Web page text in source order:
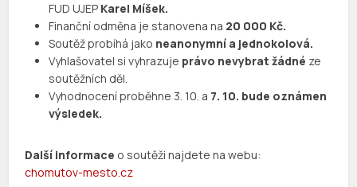
FUD UJEP Karel Míšek.
Finanční odměna je stanovena na 20 000 Kč.
Soutěž probíhá jako neanonymní a jednokolová.
Vyhlašovatel si vyhrazuje právo nevybrat žádné ze
soutěžních děl.
Vyhodnocení proběhne 3. 10. a 7. 10. bude oznámen
výsledek.
Další informace o soutěži najdete na webu:
chomutov-mesto.cz